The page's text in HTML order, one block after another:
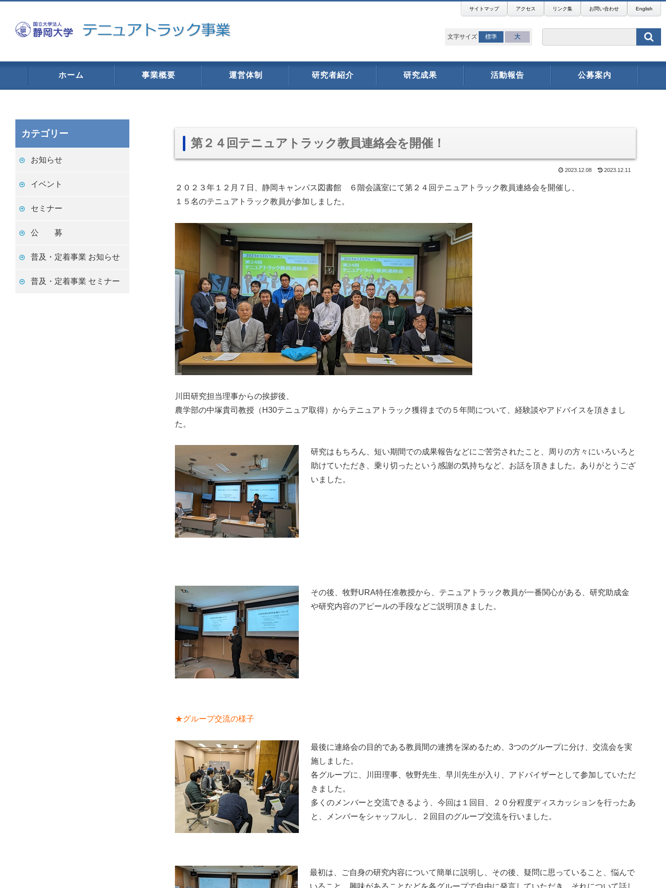
サイトマップ アクセス リンク集 お問い合わせ English
文字サイズ 標準 大
ホーム 事業概要 運営体制 研究者紹介 研究成果 活動報告 公募案内
第２４回テニュアトラック教員連絡会を開催！
2023.12.08 2023.12.11
２０２３年１２月７日、静岡キャンパス図書館 ６階会議室にて第２４回テニュアトラック教員連絡会を開催し、
１５名のテニュアトラック教員が参加しました。
川田研究担当理事からの挨拶後、
農学部の中塚貴司教授（H30テニュア取得）からテニュアトラック獲得までの５年間について、経験談やアドバイスを頂きまし
た。
研究はもちろん、短い期間での成果報告などにご苦労されたこと、周りの方々にいろいろと
助けていただき、乗り切ったという感謝の気持ちなど、お話を頂きました。ありがとうござ
いました。
その後、牧野URA特任准教授から、テニュアトラック教員が一番関心がある、研究助成金
や研究内容のアピールの手段などご説明頂きました。
★グループ交流の様子
最後に連絡会の目的である教員間の連携を深めるため、3つのグループに分け、交流会を実
施しました。
各グループに、川田理事、牧野先生、早川先生が入り、アドバイザーとして参加していただ
きました。
多くのメンバーと交流できるよう、今回は１回目、２０分程度ディスカッションを行ったあ
と、メンバーをシャッフルし、２回目のグループ交流を行いました。
最初は、ご自身の研究内容について簡単に説明し、その後、疑問に思っていること、悩んで
カテゴリー
お知らせ
イベント
セミナー
公 募
普及・定着事業 お知らせ
普及・定着事業 セミナー